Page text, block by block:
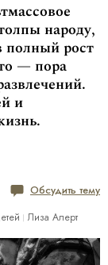
народу,
полный рост
— пора
и
Обсудить тему
Лиза Алерт